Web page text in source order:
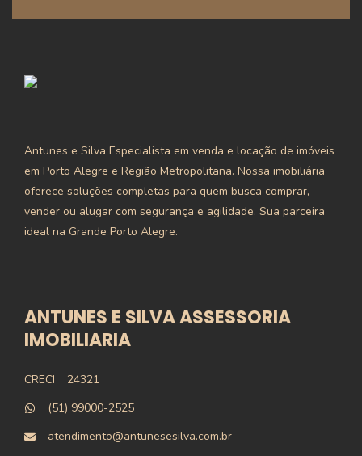
Antunes e Silva Especialista em venda e locação de imóveis
em Porto Alegre e Região Metropolitana. Nossa imobiliária
oferece soluções completas para quem busca comprar,
vender ou alugar com segurança e agilidade. Sua parceira
ideal na Grande Porto Alegre.
ANTUNES E SILVA ASSESSORIA
IMOBILIARIA
CRECI
24321
(51) 99000-2525
atendimento@antunesesilva.com.br